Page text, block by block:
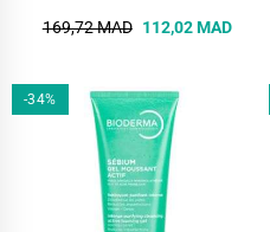
169,72 MAD 112,02 MAD
-34%